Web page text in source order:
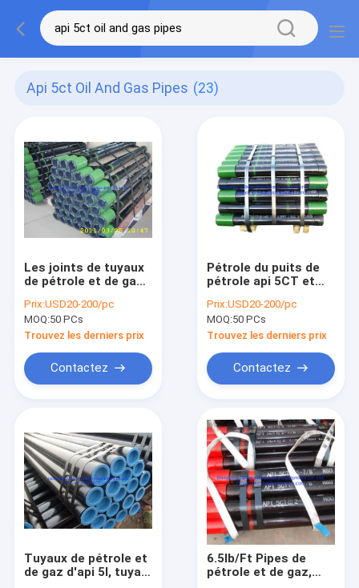
Api 5ct Oil And Gas Pipes (23)
Les joints de tuyaux
de pétrole et de gaz
taille intégrale de
tuyauterie
Prix:USD20-200/pc
MOQ:50 PCs
Trouvez les derniers prix
Contactez
Pétrole du puits de
pétrole api 5CT et
gaz commun pour
ajuster la profondeur
Prix:USD20-200/pc
MOQ:50 PCs
Trouvez les derniers prix
Contactez
Tuyaux de pétrole et
de gaz d'api 5l, tuyau
6.5lb/Ft Pipes de
pétrole et de gaz,